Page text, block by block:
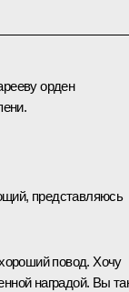
орден
представляюсь
повод. Хочу
наградой. Вы